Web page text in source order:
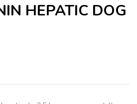
HEPATIC DOG